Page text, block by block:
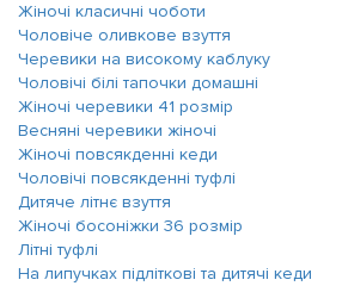
Жіночі класичні чоботи
Чоловіче оливкове взуття
Черевики на високому каблуку
Чоловічі білі тапочки домашні
Жіночі черевики 41 розмір
Весняні черевики жіночі
Жіночі повсякденні кеди
Чоловічі повсякденні туфлі
Дитяче літнє взуття
Жіночі босоніжки 36 розмір
Літні туфлі
На липучках підліткові та дитячі кеди